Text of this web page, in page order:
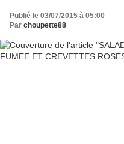
Publié le 03/07/2015 à 05:00
Par choupette88